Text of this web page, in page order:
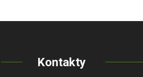
Kontakty